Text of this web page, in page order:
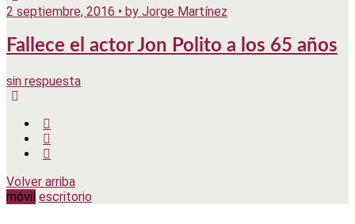
2 septiembre, 2016 • by Jorge Martínez
Fallece el actor Jon Polito a los 65 años
sin respuesta
Volver arriba
móvil escritorio